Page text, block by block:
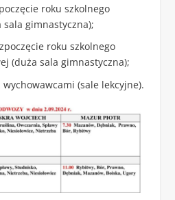
roku szkolnego
gimnastyczna);
roku szkolnego
(duża sala gimnastyczna);
(sale lekcyjne).